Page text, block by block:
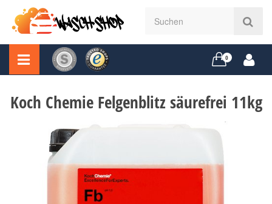
0
Koch Chemie Felgenblitz säurefrei 11kg